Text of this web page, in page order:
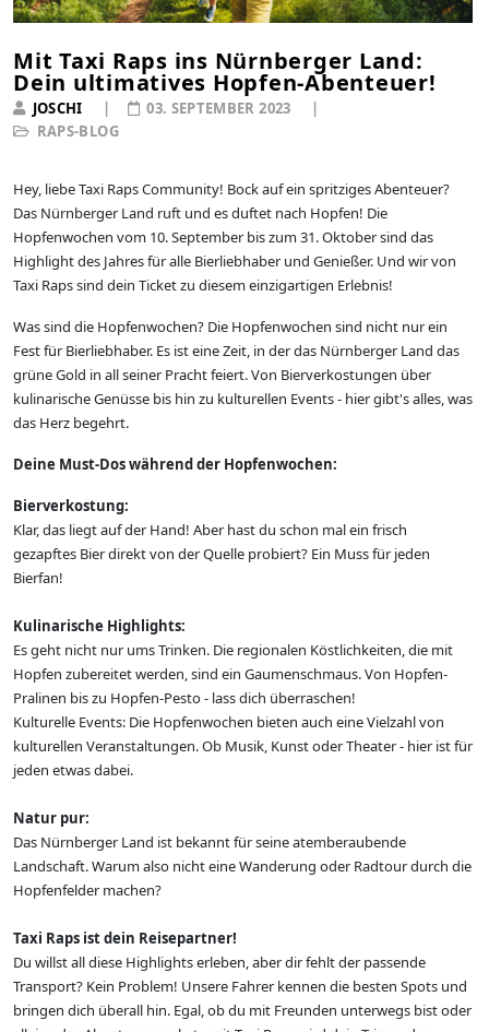
Mit Taxi Raps ins Nürnberger Land:
Dein ultimatives Hopfen-Abenteuer!
JOSCHI
RAPS-BLOG
03. SEPTEMBER 2023
Hey, liebe Taxi Raps Community! Bock auf ein spritziges Abenteuer?
Das Nürnberger Land ruft und es duftet nach Hopfen! Die
Hopfenwochen vom 10. September bis zum 31. Oktober sind das
Highlight des Jahres für alle Bierliebhaber und Genießer. Und wir von
Taxi Raps sind dein Ticket zu diesem einzigartigen Erlebnis!
Was sind die Hopfenwochen? Die Hopfenwochen sind nicht nur ein
Fest für Bierliebhaber. Es ist eine Zeit, in der das Nürnberger Land das
grüne Gold in all seiner Pracht feiert. Von Bierverkostungen über
kulinarische Genüsse bis hin zu kulturellen Events - hier gibt's alles, was
das Herz begehrt.
Deine Must-Dos während der Hopfenwochen:
Bierverkostung:
Klar, das liegt auf der Hand! Aber hast du schon mal ein frisch
gezapftes Bier direkt von der Quelle probiert? Ein Muss für jeden
Bierfan!
Kulinarische Highlights:
Es geht nicht nur ums Trinken. Die regionalen Köstlichkeiten, die mit
Hopfen zubereitet werden, sind ein Gaumenschmaus. Von Hopfen-
Pralinen bis zu Hopfen-Pesto - lass dich überraschen!
Kulturelle Events: Die Hopfenwochen bieten auch eine Vielzahl von
kulturellen Veranstaltungen. Ob Musik, Kunst oder Theater - hier ist für
jeden etwas dabei.
Natur pur:
Das Nürnberger Land ist bekannt für seine atemberaubende
Landschaft. Warum also nicht eine Wanderung oder Radtour durch die
Hopfenfelder machen?
Taxi Raps ist dein Reisepartner!
Du willst all diese Highlights erleben, aber dir fehlt der passende
Transport? Kein Problem! Unsere Fahrer kennen die besten Spots und
bringen dich überall hin. Egal, ob du mit Freunden unterwegs bist oder